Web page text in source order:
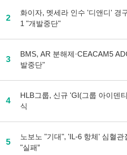
2
화이자, 멧세라 인수 '디앤디' 경
1 "개발중단"
3
BMS, AR 분해제·CEACAM5
발중단"
4
HLB그룹, 신규 'GI(그룹 아이덴
식
5
노보노 "기대", 'IL-6 항체' 심혈관
"실패”